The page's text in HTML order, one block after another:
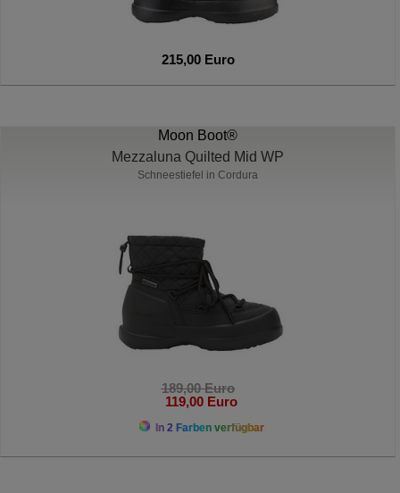
215,00 Euro
Moon Boot®
Mezzaluna Quilted Mid WP
Schneestiefel in Cordura
189,00 Euro
119,00 Euro
In 2 Farben verfügbar